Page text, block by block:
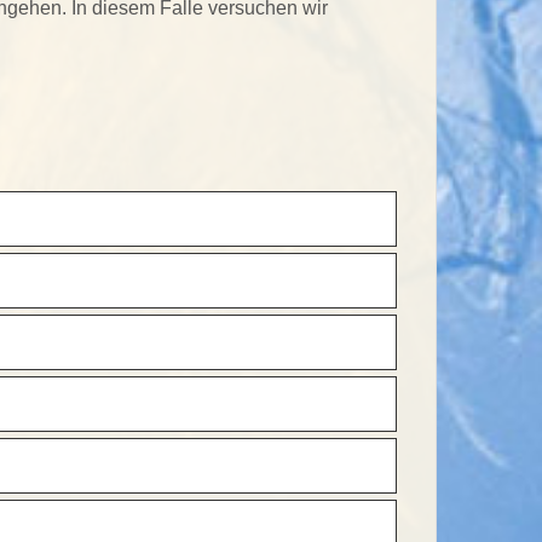
In diesem Falle versuchen wir
gefördert, die Anmeldung erfolgt
Bildungscamp Christes – nicht über